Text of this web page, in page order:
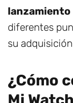
lanzamiento
diferentes
su
¿Cómo